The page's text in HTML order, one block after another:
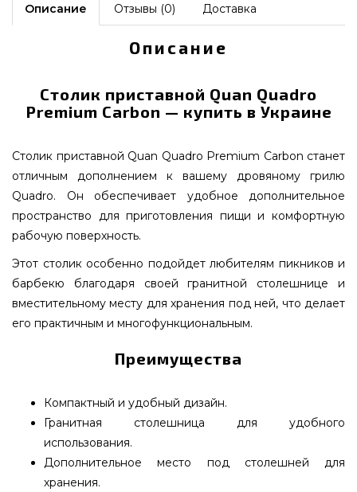
Описание Отзывы (0) Доставка
Описание
Столик приставной Quan Quadro
Premium Carbon — купить в Украине
Столик приставной Quan Quadro Premium Carbon станет
отличным дополнением к вашему дровяному грилю
Quadrо. Он обеспечивает удобное дополнительное
пространство для приготовления пищи и комфортную
рабочую поверхность.
Этот столик особенно подойдет любителям пикников и
барбекю благодаря своей гранитной столешнице и
вместительному месту для хранения под ней, что делает
его практичным и многофункциональным.
Преимущества
Компактный и удобный дизайн.
Гранитная столешница для удобного
использования.
Дополнительное место под столешней для
хранения.